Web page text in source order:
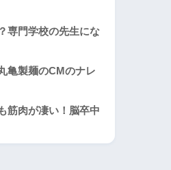
専門学校の先生にな
亀製麺のCMのナレ
筋肉が凄い！脳卒中